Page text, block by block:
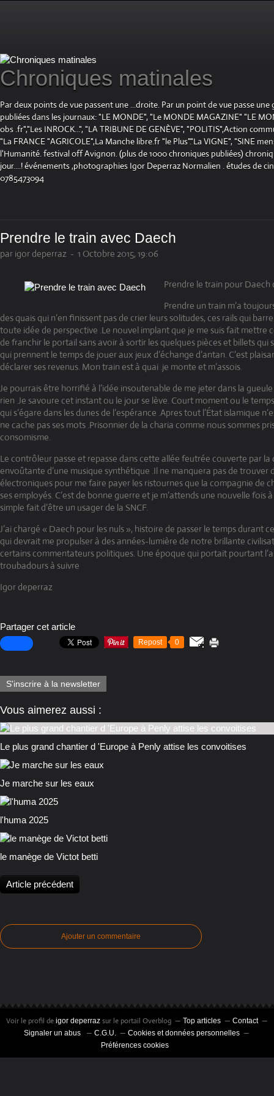
Chroniques matinales
Par deux points de vue passent une ...droite. Par un point de vue passe
publiées dans les journaux: "LE MONDE", "Le MONDE MAGAZINE" "LE
obs .fr","Les INROCK...", "LA TRIBUNE DE GENÈVE", "POLITIS",Action
"La FRANCE "AGRICOLE",La Manche libre.fr "le Plus"."La VIGNE", "SINE
l'Humanité. festival off Avignon. (plus de 1000 chroniques publiées)
jour....! événements ,photographies Igor Deperraz Normalien . études de
0785473094
Prendre le train avec Daech
par igor deperraz - 1 Octobre 2015, 19:06
Prendre le train pour Daech
Prendre un train m’a
des quais qui n’en finissent pas de crier leurs solitudes, ces rails qui
toute idée de perspective .Le nouvel implant que je me suis fait mettre
de franchir le portail sans avoir à sortir les quelques pièces et billets qui
qui prennent le temps de jouer aux jeux d’échange d’antan. C’est
déclarer ses revenus. Mon train est à quai .je monte et m’assois.
Je pourrais être horrifié à l’idée insoutenable de me jeter dans la gueule
rien .Je savoure cet instant ou le jour se lève. Court moment ou le
qui s’égare dans les dunes de l’espérance .Apres tout l’État islamique
ne cache pas ses mots .Prisonnier de la charia comme nous sommes
consomisme.
Le contrôleur passe et repasse dans cette allée feutrée couverte par
envoûtante d’une musique synthétique .Il ne manquera pas de trouver
électroniques pour me faire payer les ristournes que la compagnie de
ses employés. C’est de bonne guerre et je m’attends une nouvelle fois
simple fait d’être un usager de la SNCF.
J’ai chargé « Daech pour les nuls », histoire de passer le temps durant
qui devrait me propulser à des années-lumière de notre brillante
certains commentateurs politiques. Une époque qui portait pourtant
troubadours à suivre
Igor deperraz
Partager cet article
Repost 0
S'inscrire à la newsletter
Vous aimerez aussi :
Le plus grand chantier d 'Europe à Penly attise les convoitises
Je marche sur les eaux
l'huma 2025
le manège de Victot betti
Article précédent
Ajouter un commentaire
Voir le profil de igor deperraz sur le portail Overblog Top articles
Contact
Signaler un abus
C.G.U.
Cookies et données personnelles
Préférences cookies